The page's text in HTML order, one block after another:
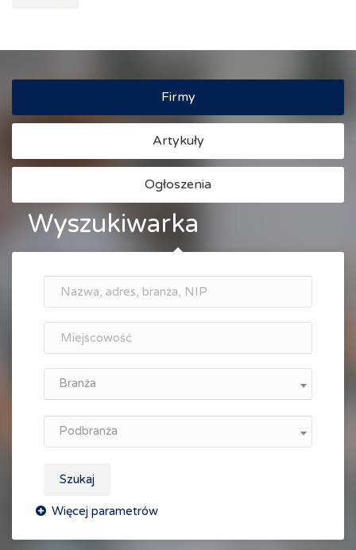
Firmy
Artykuły
Ogłoszenia
Wyszukiwarka
Branża
Podbranża
Szukaj